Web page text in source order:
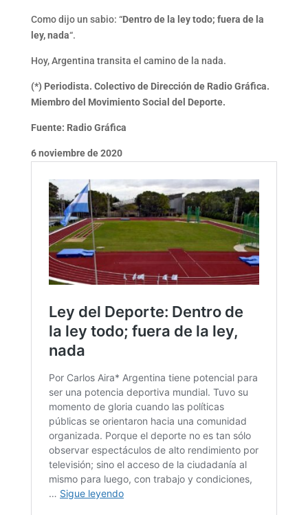
Como dijo un sabio: “Dentro de la ley todo; fuera de la
ley, nada“.
Hoy, Argentina transita el camino de la nada.
(*) Periodista. Colectivo de Dirección de Radio Gráfica.
Miembro del Movimiento Social del Deporte.
Fuente: Radio Gráfica
6 noviembre de 2020